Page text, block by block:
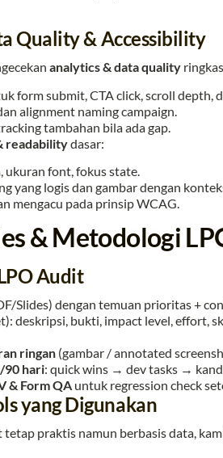
Quality & Accessibility
analytics & data quality
form submit, CTA click, scroll depth,
alignment naming campaign.
tambahan bila ada gap.
readabilitydasar:
ukuran font, fokus state.
yang logis dan gambar dengan
mengacu pada prinsip WCAG.
& Metodologi
Audit
Slides) dengan temuan prioritas +
deskripsi, bukti, impact level, effort,
ringan (gambar / annotated
90 hari: quick wins → dev tasks →
& Form QA untuk regression check
yang Digunakan
praktis namun berbasis data,